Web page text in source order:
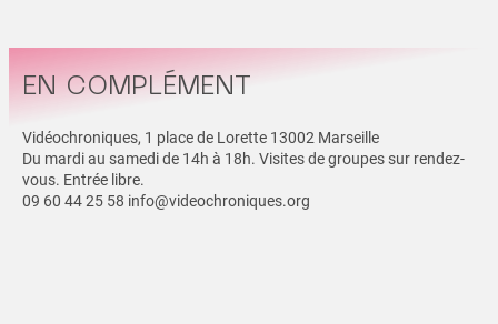
EN COMPLÉMENT
Vidéochroniques, 1 place de Lorette 13002 Marseille
Du mardi au samedi de 14h à 18h. Visites de groupes sur rendez-
vous. Entrée libre.
09 60 44 25 58 info@videochroniques.org